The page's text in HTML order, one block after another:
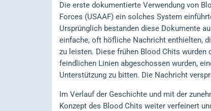
Die erste dokumentierte Verwendung von
Forces (USAAF) ein solches System
Ursprünglich bestanden diese Dokumente
einfache, oft höfliche Nachricht enthielten,
zu leisten. Diese frühen Blood Chits
feindlichen Linien abgeschossen wurden,
Unterstützung zu bitten. Die Nachricht
Im Verlauf der Geschichte und mit der
Konzept des Blood Chits weiter verfeinert